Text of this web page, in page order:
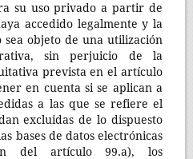
su uso privado a partir de
accedido legalmente y la
sea objeto de una utilización
sin perjuicio de la
prevista en el artículo
en cuenta si se aplican a
a las que se refiere el
excluidas de lo dispuesto
bases de datos electrónicas
del artículo 99.a), los